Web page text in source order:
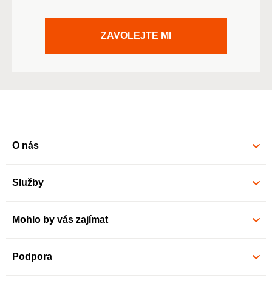
ZAVOLEJTE MI
O nás
Služby
Mohlo by vás zajímat
Podpora